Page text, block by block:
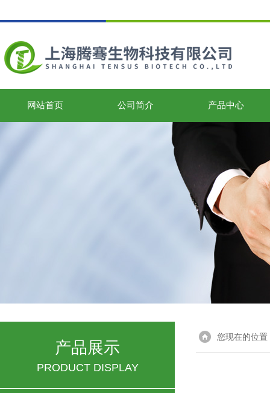
网站首页 公司简介 产品中心
产品展示
PRODUCT DISPLAY
您现在的位置